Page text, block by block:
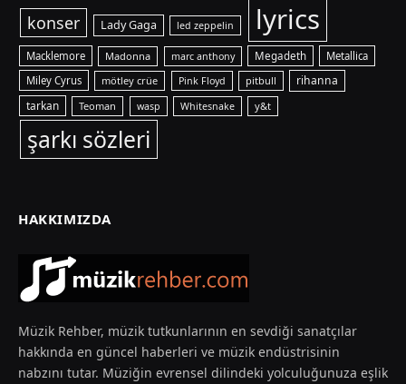
konser Lady Gaga led zeppelin lyrics
Macklemore Madonna marc anthony Megadeth
Metallica
Miley Cyrus
mötley crüe Pink Floyd pitbull rihanna
tarkan Teoman wasp Whitesnake y&t
şarkı sözleri
HAKKIMIZDA
Müzik Rehber, müzik tutkunlarının en sevdiği sanatçılar
hakkında en güncel haberleri ve müzik endüstrisinin
nabzını tutar. Müziğin evrensel dilindeki yolculuğunuza eşlik